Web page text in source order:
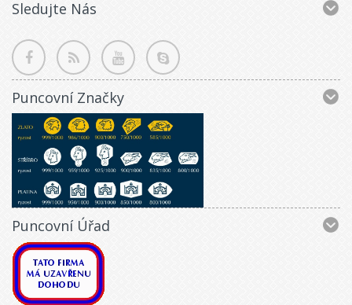
Sledujte Nás
Puncovní Značky
Puncovní Úřad